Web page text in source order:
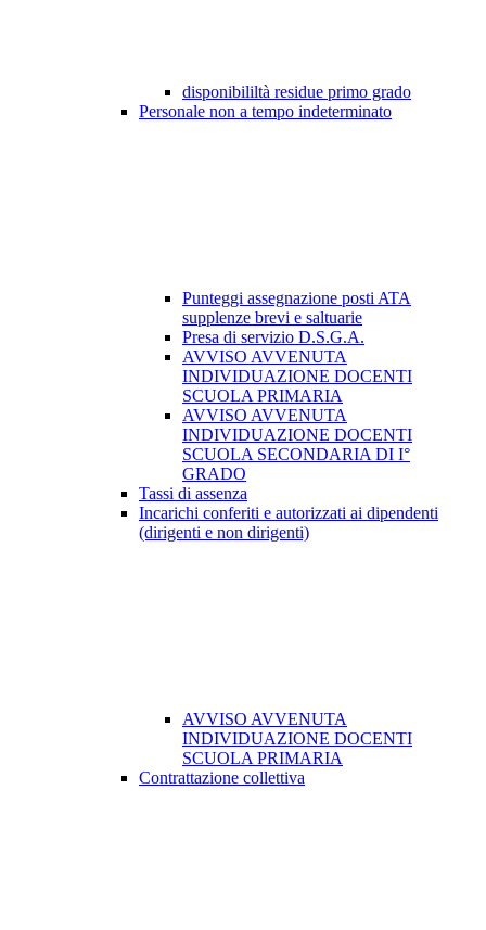
disponibililtà residue primo grado
Personale non a tempo indeterminato
Punteggi assegnazione posti ATA
supplenze brevi e saltuarie
Presa di servizio D.S.G.A.
AVVISO AVVENUTA
INDIVIDUAZIONE DOCENTI
SCUOLA PRIMARIA
AVVISO AVVENUTA
INDIVIDUAZIONE DOCENTI
SCUOLA SECONDARIA DI I°
GRADO
Tassi di assenza
Incarichi conferiti e autorizzati ai dipendenti
(dirigenti e non dirigenti)
AVVISO AVVENUTA
INDIVIDUAZIONE DOCENTI
SCUOLA PRIMARIA
Contrattazione collettiva